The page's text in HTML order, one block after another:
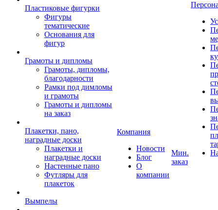
Пластиковые фигурки
Фигуры
тематические
Основания для
фигур
Грамоты и дипломы
Грамоты, дипломы,
благодарности
Рамки под димломы
и грамоты
Грамоты и дипломы
на заказ
Плакетки, пано,
наградные доски
Плакетки и
наградные доски
Настенные пано
Футляры для
плакеток
Вымпелы
Компания
Новости
Блог
О
компании
Мин.
заказ